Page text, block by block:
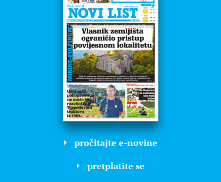
pročitajte e-novine
pretplatite se